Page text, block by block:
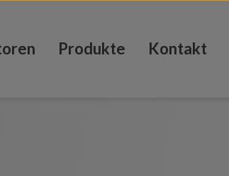
Produkte Kontakt